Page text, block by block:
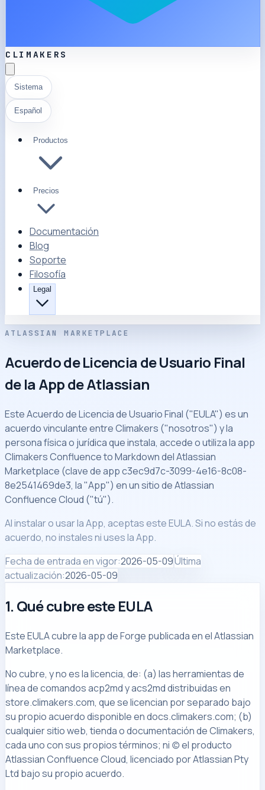
CLIMAKERS
Sistema
Español
Productos
Precios
Documentación
Blog
Soporte
Filosofía
Legal
ATLASSIAN MARKETPLACE
Acuerdo de Licencia de Usuario Final
de la App de Atlassian
Este Acuerdo de Licencia de Usuario Final ("EULA") es un
acuerdo vinculante entre Climakers ("nosotros") y la
persona física o jurídica que instala, accede o utiliza la app
Climakers Confluence to Markdown del Atlassian
Marketplace (clave de app c3ec9d7c-3099-4e16-8c08-
8e2541469de3, la "App") en un sitio de Atlassian
Confluence Cloud ("tú").
Al instalar o usar la App, aceptas este EULA. Si no estás de
acuerdo, no instales ni uses la App.
Fecha de entrada en vigor:2026-05-09Última
actualización:2026-05-09
1. Qué cubre este EULA
Este EULA cubre la app de Forge publicada en el Atlassian
Marketplace.
No cubre, y no es la licencia, de: (a) las herramientas de
línea de comandos acp2md y acs2md distribuidas en
store.climakers.com, que se licencian por separado bajo
su propio acuerdo disponible en docs.climakers.com; (b)
cualquier sitio web, tienda o documentación de Climakers,
cada uno con sus propios términos; ni (c) el producto
Atlassian Confluence Cloud, licenciado por Atlassian Pty
Ltd bajo su propio acuerdo.